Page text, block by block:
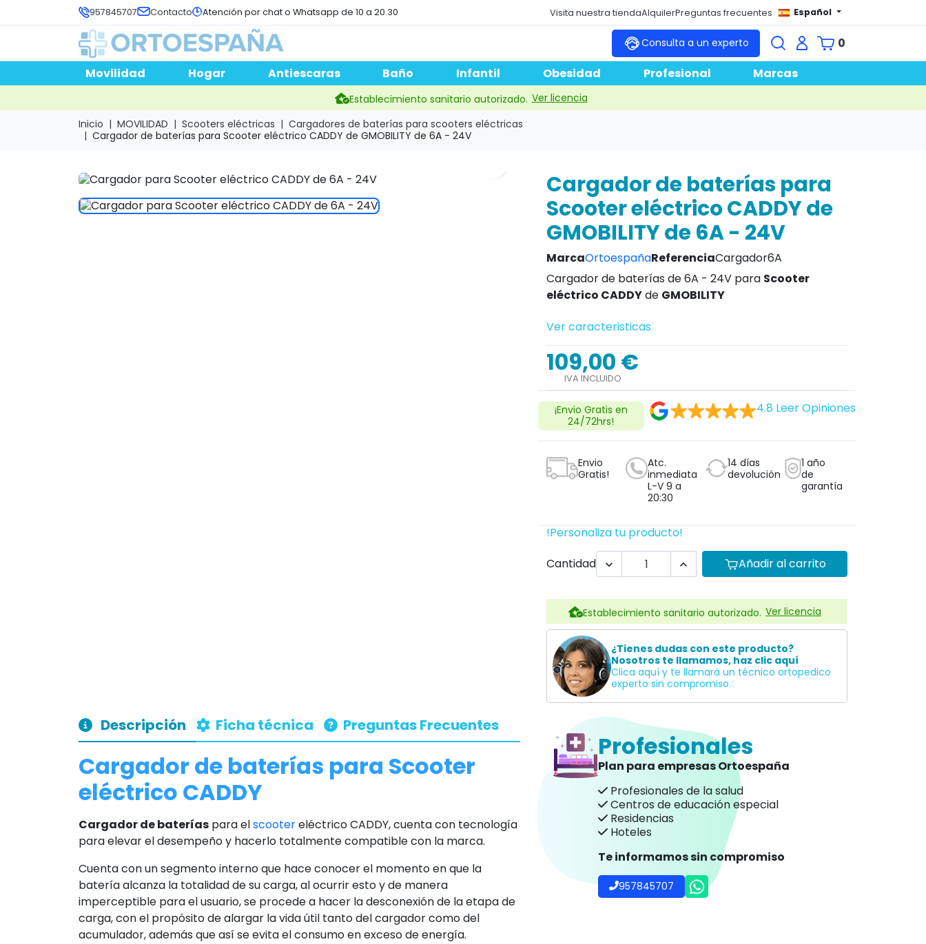
957845707 Contacto Atención por chat o Whatsapp de 10 a 20.30 Visita nuestra tiendaAlquilerPreguntas frecuentes Español
Consulta a un experto
0
Movilidad
Hogar Antiescaras Baño Infantil Obesidad Profesional Marcas
Establecimiento sanitario autorizado. Ver licencia
Inicio
MOVILIDAD Scooters eléctricas
Cargadores de baterías para scooters eléctricas
Cargador de baterías para Scooter eléctrico CADDY de GMOBILITY de 6A - 24V
Cargador de baterías para
Scooter eléctrico CADDY de
GMOBILITY de 6A - 24V
MarcaOrtoespañaReferenciaCargador6A
Cargador de baterías de 6A - 24V para Scooter
eléctrico CADDYde GMOBILITY
Ver caracteristicas
109,00 €
IVA INCLUIDO
¡Envio Gratis en
24/72hrs!
4.8 Leer Opiniones
Envio
Gratis!
Atc.
inmediata
L-V 9 a
20:30
14 días
devolución
1 año
de
garantía
!Personaliza tu producto!
Cantidad
  Añadir al carrito
Establecimiento sanitario autorizado. Ver licencia
¿Tienes dudas con este producto?
Nosotros te llamamos, haz clic aquí
Clica aquí y te llamará un técnico ortopedico
experto sin compromiso.
Profesionales
Plan para empresas Ortoespaña
Profesionales de la salud
Centros de educación especial
Residencias
Hoteles
Te informamos sin compromiso
957845707
Descripción Ficha técnica Preguntas Frecuentes
Cargador de baterías para Scooter
eléctrico CADDY
Cargador de baterías para elscootereléctrico CADDY, cuenta con tecnología
para elevar el desempeño y hacerlo totalmente compatible con la marca.
Cuenta con un segmento interno que hace conocer el momento en que la
batería alcanza la totalidad de su carga, al ocurrir esto y de manera
imperceptible para el usuario, se procede a hacer la desconexión de la etapa de
carga, con el propósito de alargar la vida útil tanto del cargador como del
acumulador, además que así se evita el consumo en exceso de energía.